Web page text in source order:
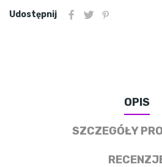
Udostępnij
OPIS
SZCZEGÓŁY